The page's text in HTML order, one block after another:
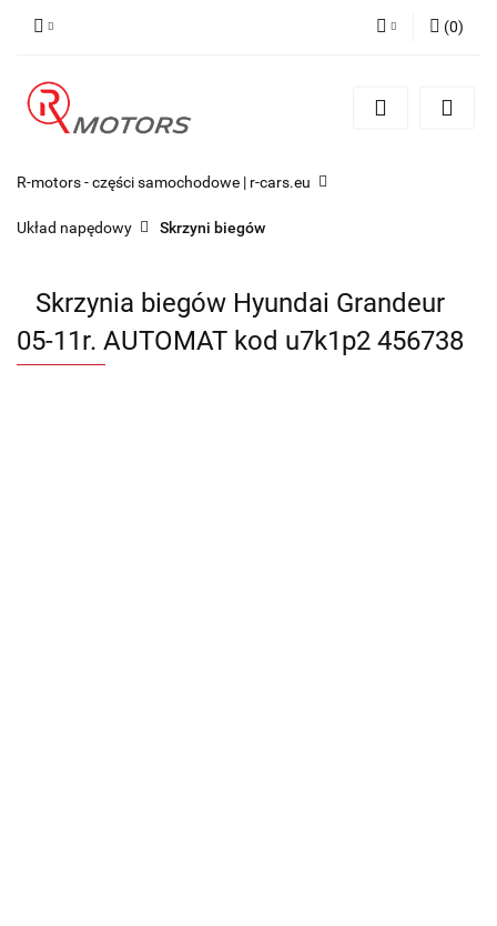
Zarejestruj się
(0)
R-motors - części samochodowe | r-cars.eu
Układ napędowy Skrzyni biegów
Skrzynia biegów Hyundai Grandeur
05-11r. AUTOMAT kod u7k1p2 456738